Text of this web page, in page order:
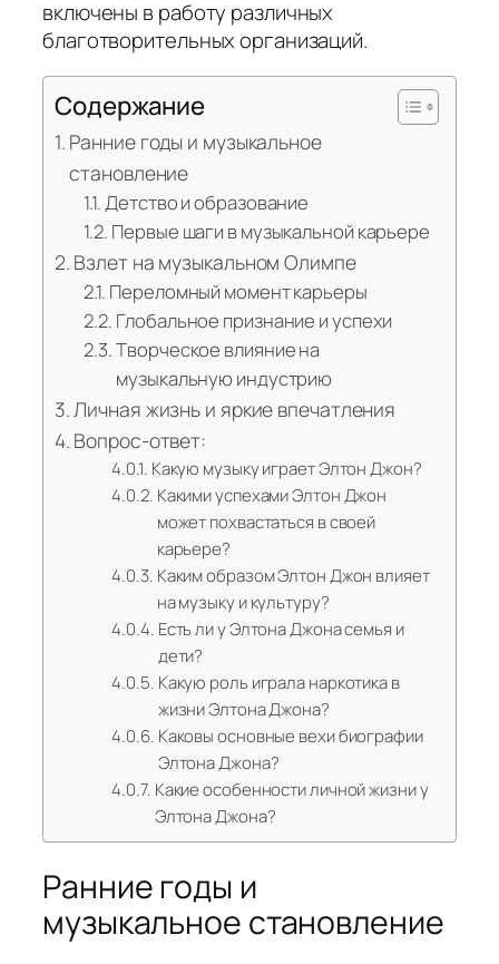
включены в работу различных
благотворительных организаций.
Содержание
Ранние годы и музыкальное
становление
Детство и образование
Первые шаги в музыкальной карьере
Взлет на музыкальном Олимпе
Переломный момент карьеры
Глобальное признание и успехи
Творческое влияние на
музыкальную индустрию
Личная жизнь и яркие впечатления
Вопрос-ответ:
Какую музыку играет Элтон Джон?
Какими успехами Элтон Джон
может похвастаться в своей
карьере?
Каким образом Элтон Джон влияет
на музыку и культуру?
Есть ли у Элтона Джона семья и
дети?
Какую роль играла наркотика в
жизни Элтона Джона?
Каковы основные вехи биографии
Элтона Джона?
Какие особенности личной жизни у
Элтона Джона?
Ранние годы и
музыкальное становление